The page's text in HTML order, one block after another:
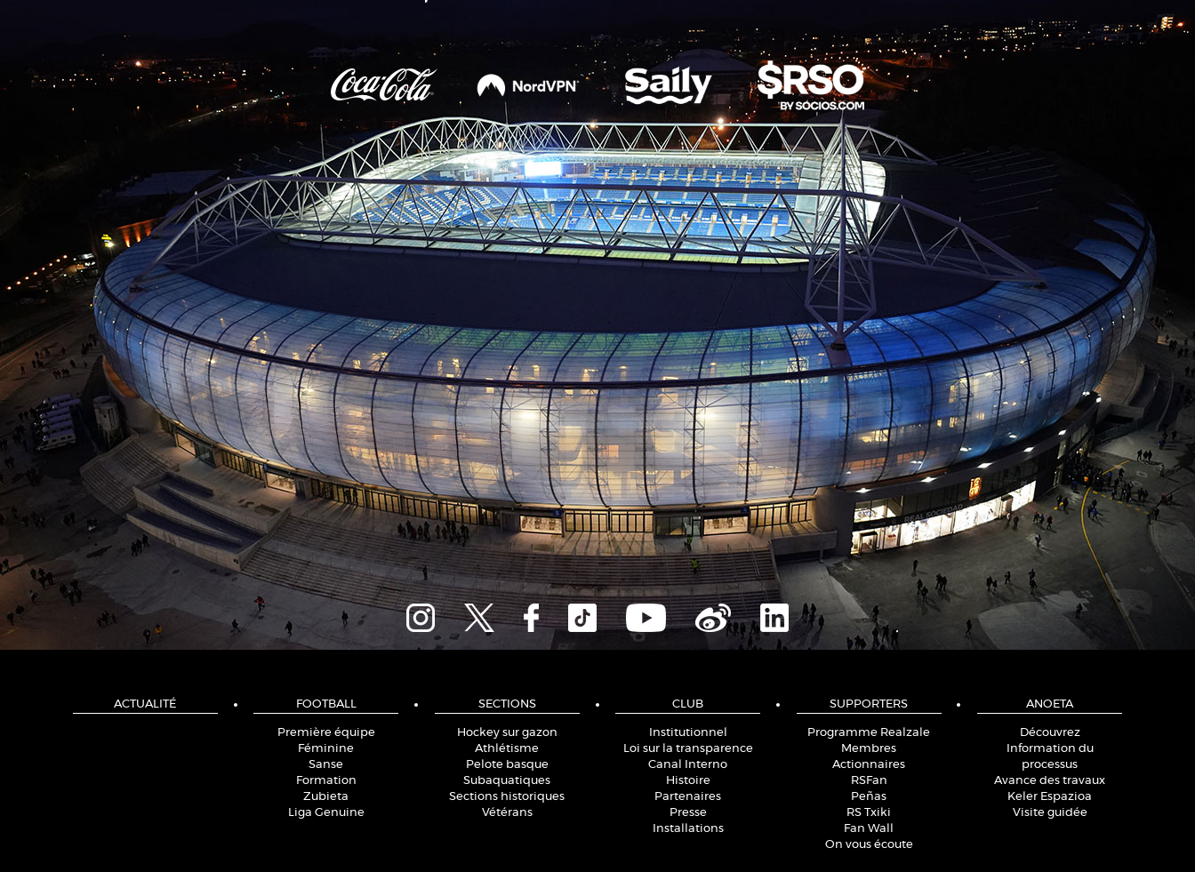
ACTUALITÉ FOOTBALL
Première équipe
Féminine
Sanse
Formation
Zubieta
Liga Genuine
SECTIONS
Hockey sur gazon
Athlétisme
Pelote basque
Subaquatiques
Sections historiques
Vétérans
CLUB
Institutionnel
Loi sur la transparence
Canal Interno
Histoire
Partenaires
Presse
Installations
SUPPORTERS
Programme Realzale
Membres
Actionnaires
RSFan
Peñas
RS Txiki
Fan Wall
On vous écoute
ANOETA
Découvrez
Information du
processus
Avance des travaux
Keler Espazioa
Visite guidée